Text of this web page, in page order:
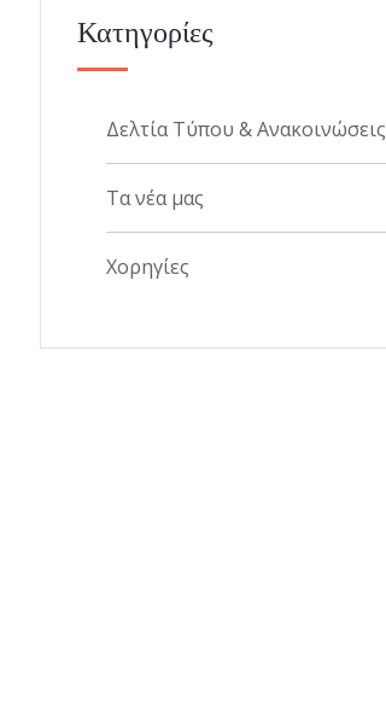
Κατηγορίες
Δελτία Τύπου & Ανακοινώσεις
Τα νέα μας
Χορηγίες